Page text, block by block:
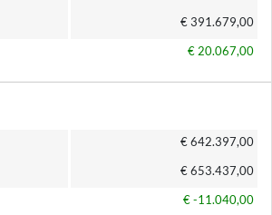
€ 391.679,00
€ 20.067,00
€ 642.397,00
€ 653.437,00
€ -11.040,00